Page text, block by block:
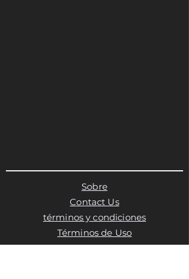
Sobre
Contact Us
términos y condiciones
Términos de Uso
Términos de Uso